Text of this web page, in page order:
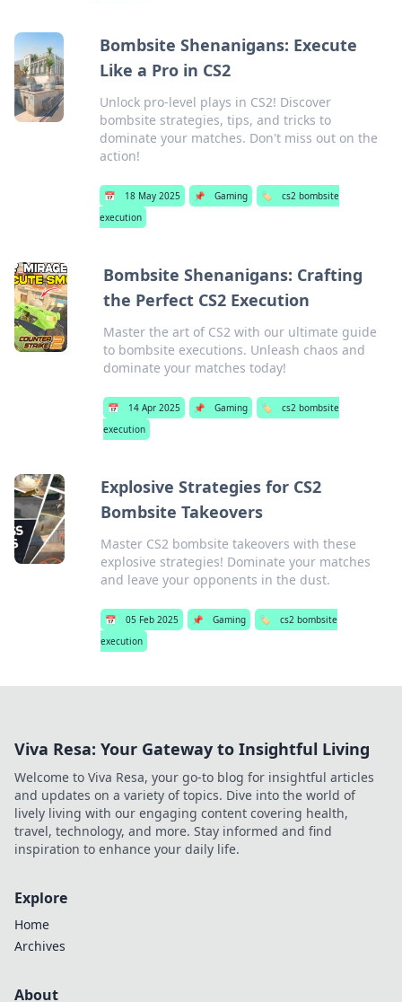
Bombsite Shenanigans: Execute
Like a Pro in CS2
Unlock pro-level plays in CS2! Discover
bombsite strategies, tips, and tricks to
dominate your matches. Don't miss out on the
action!
📅 18 May 2025 📌 Gaming 🏷️
cs2 bombsite
execution
Bombsite Shenanigans: Crafting
the Perfect CS2 Execution
Master the art of CS2 with our ultimate guide
to bombsite executions. Unleash chaos and
dominate your matches today!
📅 14 Apr 2025 📌 Gaming 🏷️
cs2 bombsite
execution
Explosive Strategies for CS2
Bombsite Takeovers
Master CS2 bombsite takeovers with these
explosive strategies! Dominate your matches
and leave your opponents in the dust.
📅 05 Feb 2025 📌 Gaming 🏷️
cs2 bombsite
execution
Viva Resa: Your Gateway to Insightful Living
Welcome to Viva Resa, your go-to blog for insightful articles
and updates on a variety of topics. Dive into the world of
lively living with our engaging content covering health,
travel, technology, and more. Stay informed and find
inspiration to enhance your daily life.
Explore
Home
Archives
About